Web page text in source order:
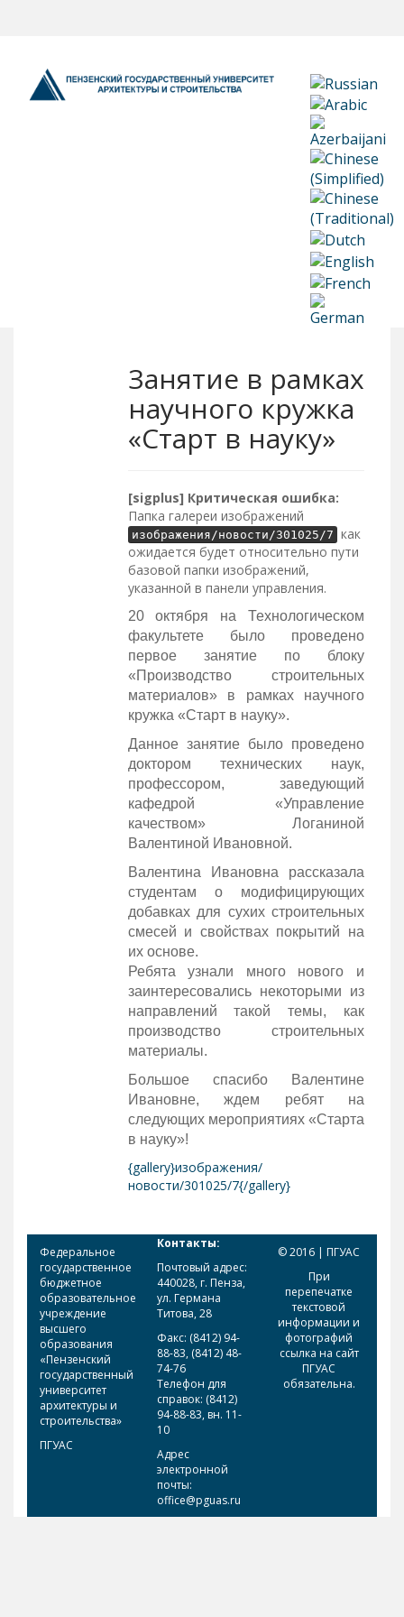
Занятие в рамках
научного кружка
«Старт в науку»
[sigplus] Критическая ошибка:
Папка галереи изображений
изображения/новости/301025/7 как
ожидается будет относительно пути
базовой папки изображений,
указанной в панели управления.
20 октября на Технологическом
факультете было проведено
первое занятие по блоку
«Производство строительных
материалов» в рамках научного
кружка «Старт в науку».
Данное занятие было проведено
доктором технических наук,
профессором, заведующий
кафедрой «Управление
качеством» Логаниной
Валентиной Ивановной.
Валентина Ивановна рассказала
студентам о модифицирующих
добавках для сухих строительных
смесей и свойствах покрытий на
их основе.
Ребята узнали много нового и
заинтересовались некоторыми из
направлений такой темы, как
производство строительных
материалы.
Большое спасибо Валентине
Ивановне, ждем ребят на
следующих мероприятиях «Старта
в науку»!
{gallery}изображения/
новости/301025/7{/gallery}
Федеральное
государственное
бюджетное
образовательное
учреждение
высшего
образования
«Пензенский
государственный
университет
архитектуры и
строительства»
ПГУАС
Контакты:
Почтовый адрес:
440028, г. Пенза,
ул. Германа
Титова, 28
Факс: (8412) 94-
88-83, (8412) 48-
74-76
Телефон для
справок: (8412)
94-88-83, вн. 11-
10
Адрес
электронной
почты:
office@pguas.ru
© 2016 | ПГУАС
При
перепечатке
текстовой
информации и
фотографий
ссылка на сайт
ПГУАС
обязательна.